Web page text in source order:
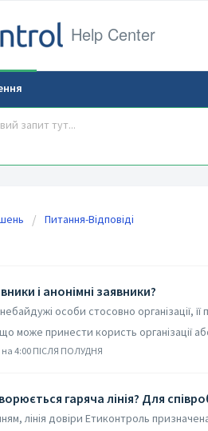
Help Center
Питання-Відповіді
і анонімні заявники?
особи стосовно організації, її
може принести користь організації
на 4:00 ПІСЛЯ ПОЛУДНЯ
гаряча лінія? Для
лінія довіри Етиконтроль